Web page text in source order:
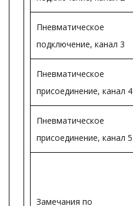
Пневматическое
подключение, канал 3
Пневматическое
присоединение, канал 4
Пневматическое
присоединение, канал 5
Замечания по